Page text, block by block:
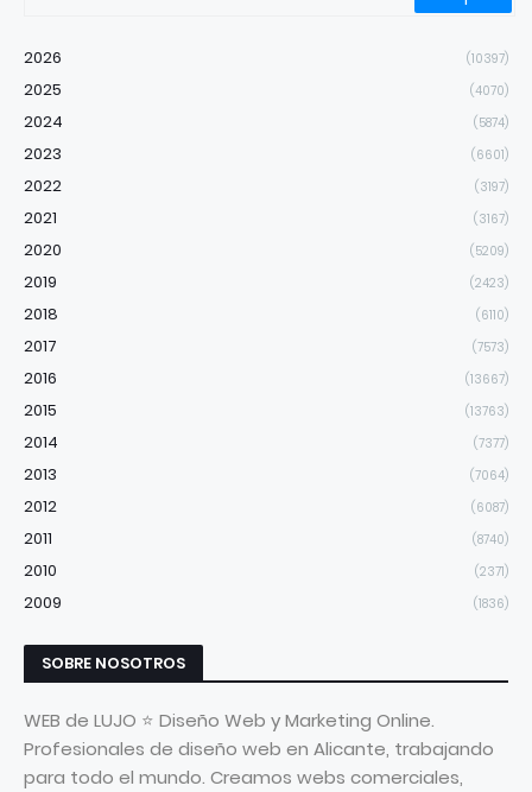
2026 (10397)
2025 (4070)
2024 (5874)
2023 (6601)
2022 (3197)
2021 (3167)
2020 (5209)
2019 (2423)
2018 (6110)
2017 (7573)
2016 (13667)
2015 (13763)
2014 (7377)
2013 (7064)
2012 (6087)
2011 (8740)
2010 (2371)
2009 (1836)
SOBRE NOSOTROS
WEB de LUJO ⭐ Diseño Web y Marketing Online.
Profesionales de diseño web en Alicante, trabajando
para todo el mundo. Creamos webs comerciales,